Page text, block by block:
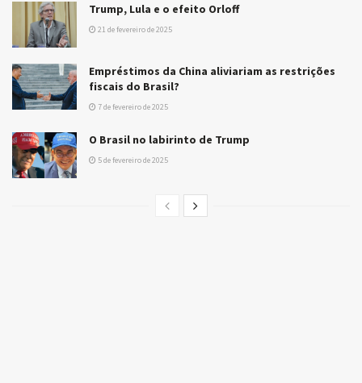
Trump, Lula e o efeito Orloff
21 de fevereiro de 2025
Empréstimos da China aliviariam as restrições
fiscais do Brasil?
7 de fevereiro de 2025
O Brasil no labirinto de Trump
5 de fevereiro de 2025